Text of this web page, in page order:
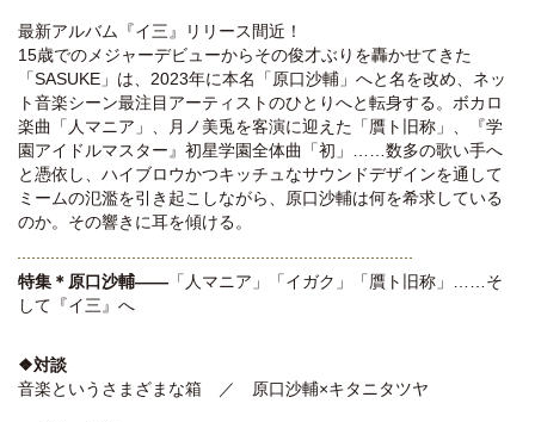
最新アルバム『イ三』リリース間近！
15歳でのメジャーデビューからその俊才ぶりを轟かせてきた
「SASUKE」は、2023年に本名「原口沙輔」へと名を改め、ネッ
ト音楽シーン最注目アーティストのひとりへと転身する。ボカロ
楽曲「人マニア」、月ノ美兎を客演に迎えた「贋ト旧称」、『学
園アイドルマスター』初星学園全体曲「初」……数多の歌い手へ
と憑依し、ハイブロウかつキッチュなサウンドデザインを通して
ミームの氾濫を引き起こしながら、原口沙輔は何を希求している
のか。その響きに耳を傾ける。
特集＊原口沙輔―― 「人マニア」「イガク」「贋ト旧称」……そ
して『イ三』へ
❖対談
音楽というさまざまな箱 ／ 原口沙輔×キタニタツヤ